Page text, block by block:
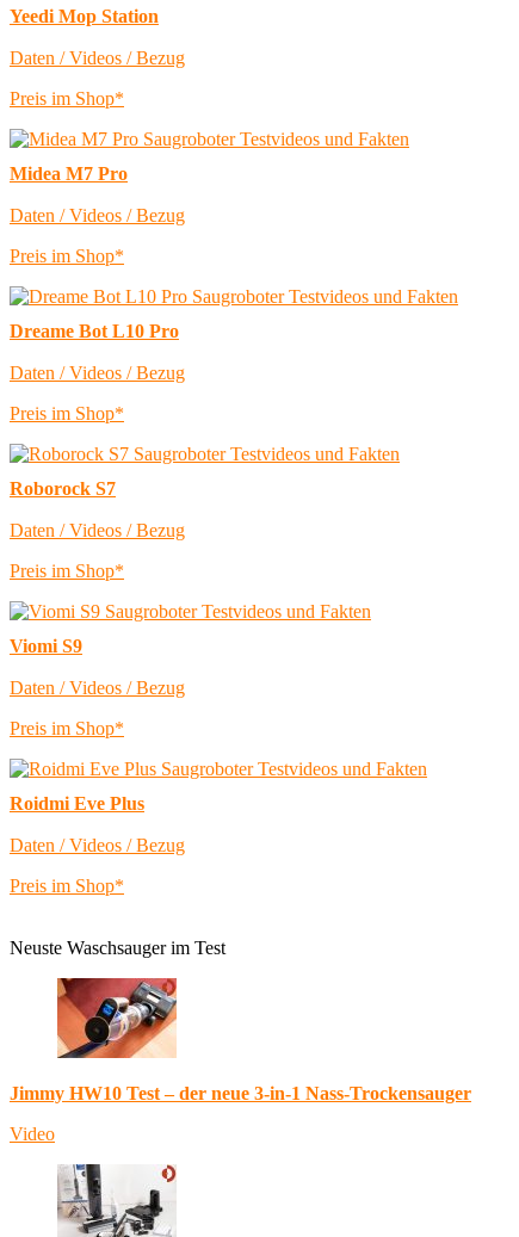
Yeedi Mop Station
Daten / Videos / Bezug
Preis im Shop*
Midea M7 Pro
Daten / Videos / Bezug
Preis im Shop*
Dreame Bot L10 Pro
Daten / Videos / Bezug
Preis im Shop*
Roborock S7
Daten / Videos / Bezug
Preis im Shop*
Viomi S9
Daten / Videos / Bezug
Preis im Shop*
Roidmi Eve Plus
Daten / Videos / Bezug
Preis im Shop*
Neuste Waschsauger im Test
Jimmy HW10 Test – der neue 3-in-1 Nass-Trockensauger
Video